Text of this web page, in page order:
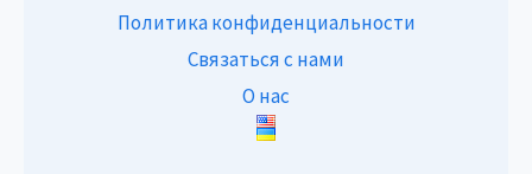
Политика конфиденциальности
Связаться с нами
О нас